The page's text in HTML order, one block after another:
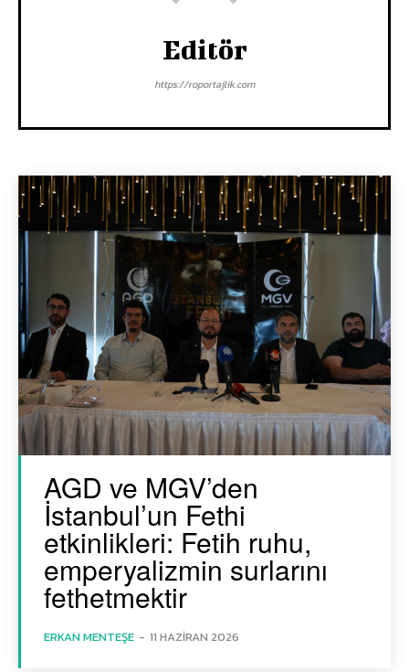
Editör
https://roportajlik.com
AGD ve MGV’den
İstanbul’un Fethi
etkinlikleri: Fetih ruhu,
emperyalizmin surlarını
fethetmektir
ERKAN MENTEŞE - 11 HAZIRAN 2026